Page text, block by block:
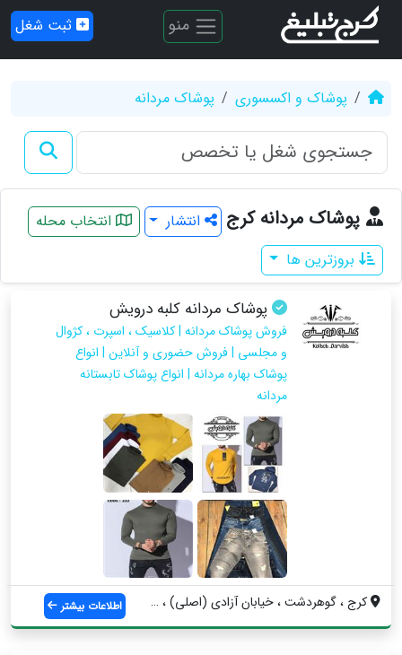
منو ثبت شغل
پوشاک و اکسسوری پوشاک مردانه
پوشاک مردانه کرج انتشار
انتخاب محله
بروزترین ها
پوشاک مردانه کلبه درویش
فروش پوشاک مردانه | کلاسیک ، اسپرت ، کژوال
و مجلسی | فروش حضوری و آنلاین | انواع
پوشاک بهاره مردانه | انواع پوشاک تابستانه
مردانه
کرج ، گوهردشت ، خیابان آزادی (اصلی) ، بی... اطلاعات بیشتر